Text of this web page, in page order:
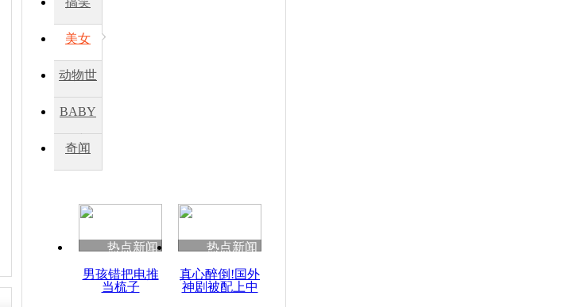
四川兴文苗乡上万人欢
度苗族花山节
美女
动物世
BABY
秀
奇闻
热点新闻
男孩错把电推
当梳子
热点新闻
真心醉倒!国外
神剧被配上中